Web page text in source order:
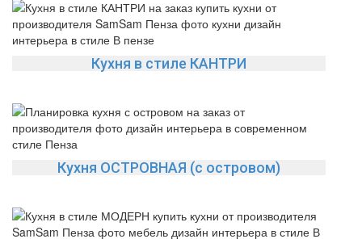
Кухня в стиле КАНТРИ
Кухня ОСТРОВНАЯ (с островом)